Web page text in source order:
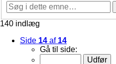
140 indlæg
Side 14 af 14
Gå til side: